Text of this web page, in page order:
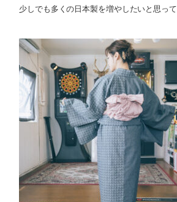
少しでも多くの日本製を増やしたいと思って